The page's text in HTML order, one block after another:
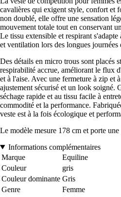
cavalières qui exigent style, confort et
non doublé, elle offre une sensation
mouvement totale tout en conservant
Le tissu extensible et respirant
et ventilation lors des longues journées
Des détails en micro trous sont placés
respirabilité accrue, améliorant le flux
et à l'aise. Avec une fermeture à zip et
ajustement sécurisé et un look soigné.
séchage rapide et au tissu facile à
commodité et la performance.
veste est à la fois écologique et
Le modèle mesure 178 cm et porte
Informations complémentaires
Marque
Equiline
Couleur
gris
Couleur dominante Gris
Genre
Femme